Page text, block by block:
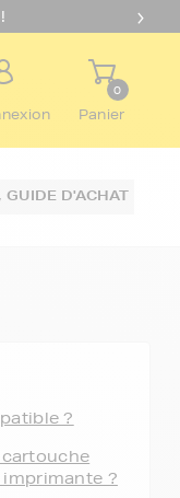
0
Panier
GUIDE D'ACHAT
?
?